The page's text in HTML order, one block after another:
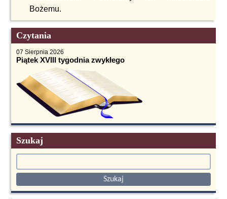
Bożemu.
Czytania
07 Sierpnia 2026
Piątek XVIII tygodnia zwykłego
Szukaj